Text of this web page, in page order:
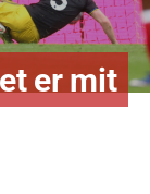
er mit